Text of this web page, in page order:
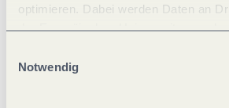
optimieren. Dabei werden Daten an
der Europäischen Union
jederzeit widerrufen werden. Mit der
ablehnen" kann es zu
Notwendig
Was möchtest du als nächstes tun?